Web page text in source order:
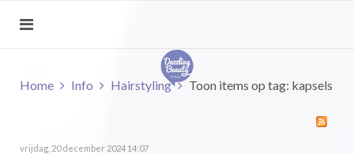
Home Info Hairstyling Toon items op tag: kapsels
vrijdag, 20 december 2024 14:07